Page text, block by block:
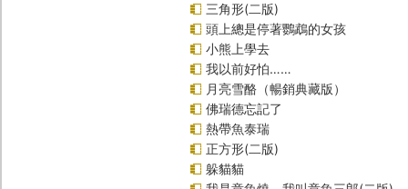
三角形(二版)
頭上總是停著鸚鵡的女孩
小熊上學去
我以前好怕……
月亮雪酪（暢銷典藏版）
佛瑞德忘記了
熱帶魚泰瑞
正方形(二版)
躲貓貓